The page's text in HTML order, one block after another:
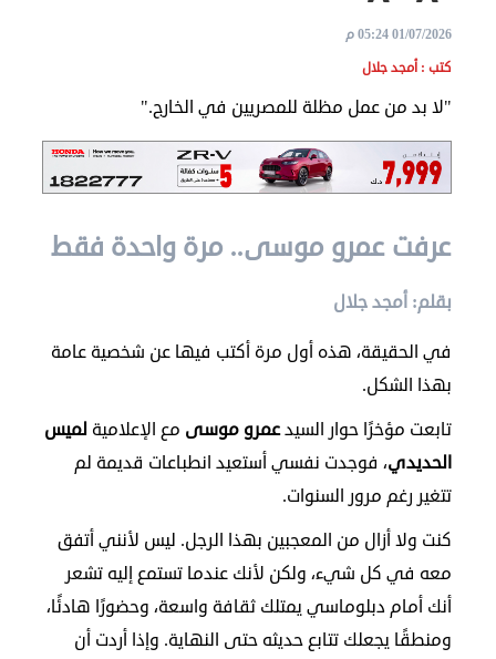
البعثة
الدبلوماسية
مجلس
الجالية
الكويت
شاركنا
مصريون
في
الكويت
01/07/2026 05:24 م
كتب : أمجد جلال
"لا بد من عمل مظلة للمصريين في الخارج."
عرفت عمرو موسى.. مرة واحدة فقط
بقلم: أمجد جلال
في الحقيقة، هذه أول مرة أكتب فيها عن شخصية عامة
بهذا الشكل.
تابعت مؤخرًا حوار السيدعمرو موسى مع الإعلامية لميس
الحديدي، فوجدت نفسي أستعيد انطباعات قديمة لم
تتغير رغم مرور السنوات.
كنت ولا أزال من المعجبين بهذا الرجل. ليس لأنني أتفق
معه في كل شيء، ولكن لأنك عندما تستمع إليه تشعر
أنك أمام دبلوماسي يمتلك ثقافة واسعة، وحضورًا هادئًا،
ومنطقًا يجعلك تتابع حديثه حتى النهاية. وإذا أردت أن